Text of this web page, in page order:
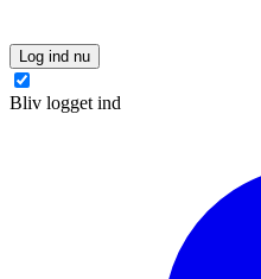
Log ind nu
Bliv logget ind